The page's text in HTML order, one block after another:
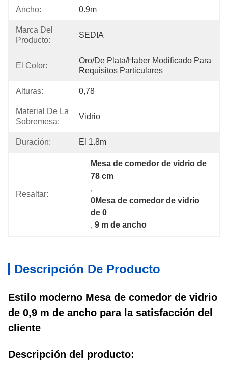
Ancho: 0.9m
Marca Del
Producto:
SEDIA
El Color:
Oro/de Plata/haber Modificado Para
Requisitos Particulares
Alturas: 0,78
Material De La
Sobremesa:
Vidrio
Duración: El 1.8m
Resaltar:
Mesa de comedor de vidrio de
78 cm
,
0Mesa de comedor de vidrio
de 0
, 9 m de ancho
Descripción De Producto
Estilo moderno Mesa de comedor de vidrio
de 0,9 m de ancho para la satisfacción del
cliente
Descripción del producto: